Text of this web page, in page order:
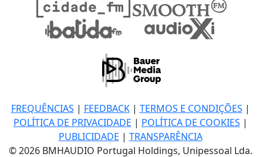
FREQUÊNCIAS | FEEDBACK| TERMOS E CONDIÇÕES |
POLÍTICA DE PRIVACIDADE | POLÍTICA DE COOKIES |
PUBLICIDADE | TRANSPARÊNCIA
© 2026 BMHAUDIO Portugal Holdings, Unipessoal Lda.